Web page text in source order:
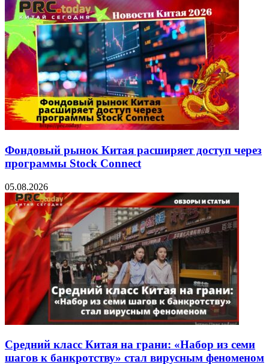
Фондовый рынок Китая расширяет доступ через
программы Stock Connect
05.08.2026
Средний класс Китая на грани: «Набор из семи
шагов к банкротству» стал вирусным феноменом